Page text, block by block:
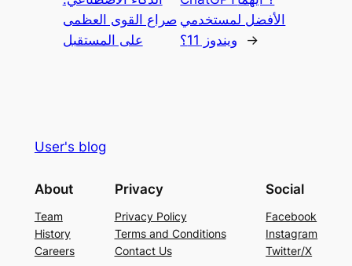
صراع القوى العظمى
على المستقبل
الأفضل لمستخدمي
ويندوز 11؟
→
User's blog
About
Team
History
Careers
Privacy
Privacy Policy
Terms and Conditions
Contact Us
Social
Facebook
Instagram
Twitter/X